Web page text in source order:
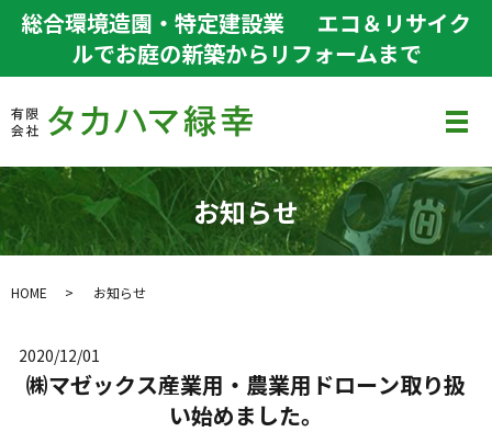
総合環境造園・特定建設業
エコ＆リサイク
ルでお庭の新築からリフォームまで
メ
お知らせ
HOME お知らせ
2020/12/01
㈱マゼックス産業用・農業用ドローン取り扱
い始めました。